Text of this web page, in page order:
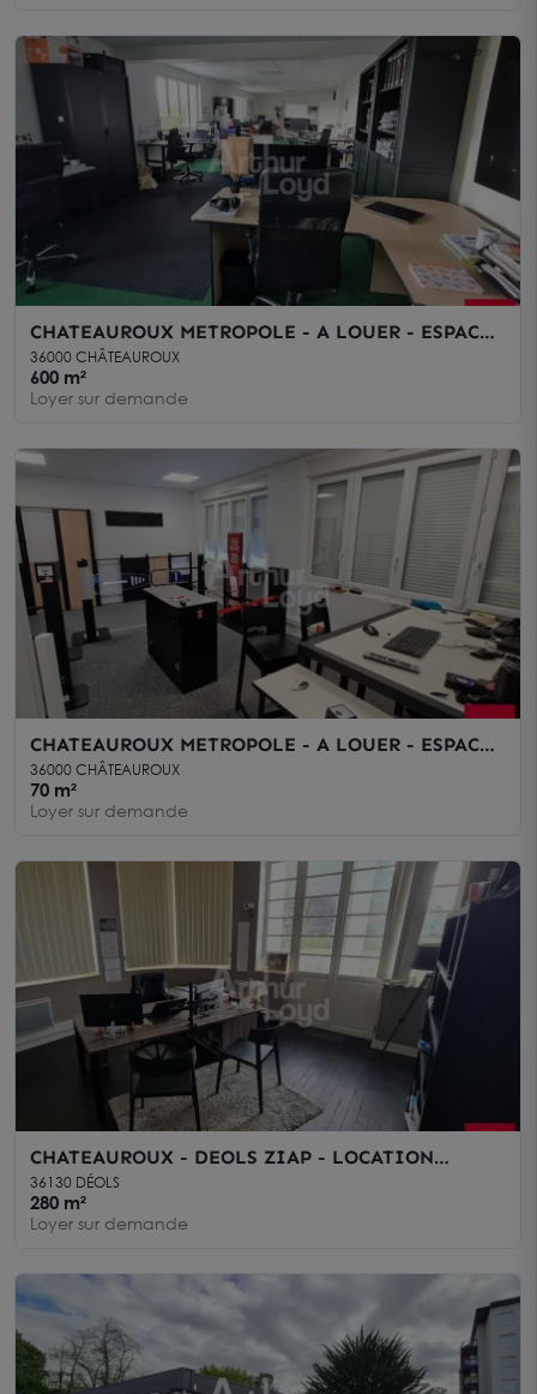
CHATEAUROUX METROPOLE - A LOUER - ESPACE
DE BUREAUX - 600m² - 2210
36000 CHÂTEAUROUX
600 m²
Loyer sur demande
CHATEAUROUX METROPOLE - A LOUER - ESPACE
DE BUREAUX - 70m² - 2209
36000 CHÂTEAUROUX
70 m²
Loyer sur demande
CHATEAUROUX - DEOLS ZIAP - LOCATION
IMMEUBLE de BUREAUX 280m² - 2185
36130 DÉOLS
280 m²
Loyer sur demande